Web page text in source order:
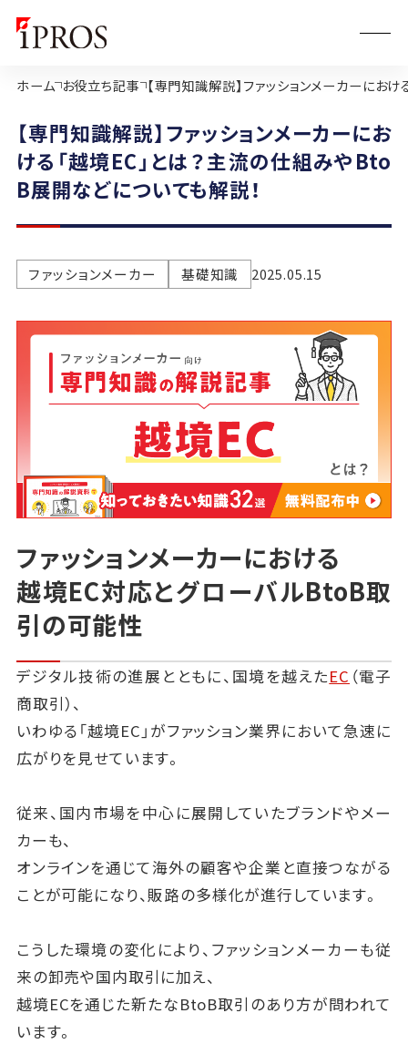
ホーム お役立ち記事 【専門知識解説】ファッションメーカーにお
【専門知識解説】ファッションメーカーにお
ける「越境EC」とは？主流の仕組みやBto
B展開などについても解説！
ファッションメーカー 基礎知識 2025.05.15
ファッションメーカーにおける
越境EC対応とグローバルBtoB取
引の可能性
デジタル技術の進展とともに、国境を越えたEC （電子
商取引）、
いわゆる「越境EC」がファッション業界において急速に
広がりを見せています。
従来、国内市場を中心に展開していたブランドやメー
カーも、
オンラインを通じて海外の顧客や企業と直接つながる
ことが可能になり、販路の多様化が進行しています。
こうした環境の変化により、ファッションメーカーも従
来の卸売や国内取引に加え、
越境ECを通じた新たなBtoB取引のあり方が問われて
います。